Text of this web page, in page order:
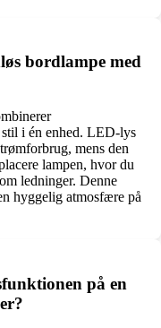
bordlampe med
i én enhed. LED-lys
mens den
lampen, hvor du
ledninger. Denne
hyggelig atmosfære på
på en